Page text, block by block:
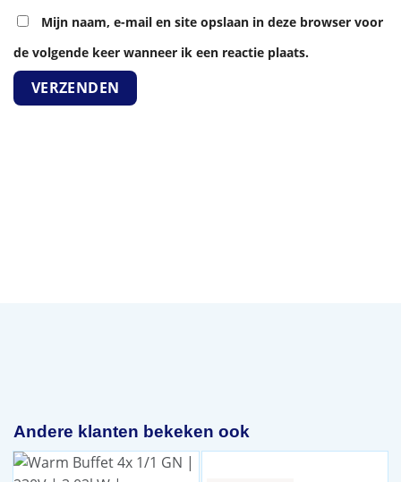
Mijn naam, e-mail en site opslaan in deze browser voor
de volgende keer wanneer ik een reactie plaats.
Andere klanten bekeken ook